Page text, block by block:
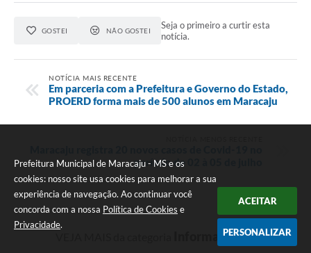
Prefeitura Municipal de Maracaju - MS e os
cookies: nosso site usa cookies para melhorar a sua
experiência de navegação. Ao continuar você
concorda com a nossa Política de Cookies e
Privacidade.
ACEITAR
PERSONALIZAR
GOSTEI NÃO GOSTEI
Seja o primeiro a curtir esta
notícia.
NOTÍCIA MAIS RECENTE
Em parceria com a Prefeitura e Governo do Estado,
PROERD forma mais de 500 alunos em Maracaju
período de 02 à 05 de julho
Informativo